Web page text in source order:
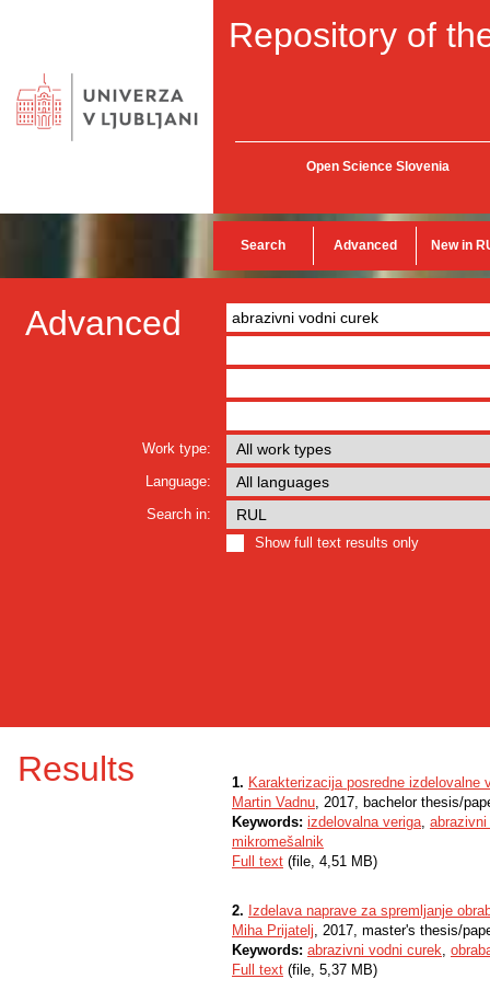
Repository of
Open Science Slovenia
Search Advanced New in
Advanced
Work type:
Language:
Search in:
Show full text results only
Results 1. Karakterizacija posredne
Martin Vadnu, 2017, bachelor thesis/
Keywords: izdelovalna veriga,
mikromešalnik
Full text (file, 4,51 MB)
2. Izdelava naprave za spremljanje
Miha Prijatelj, 2017, master's thesis/
Keywords: abrazivni vodni curek,
Full text (file, 5,37 MB)